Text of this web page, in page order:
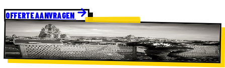
OFFERTE AANVRAGEN
H4E ·RIGGERS
SINDS 2007 · BE / NL / EU
OUR CREW · YOUR SHOW · GO.